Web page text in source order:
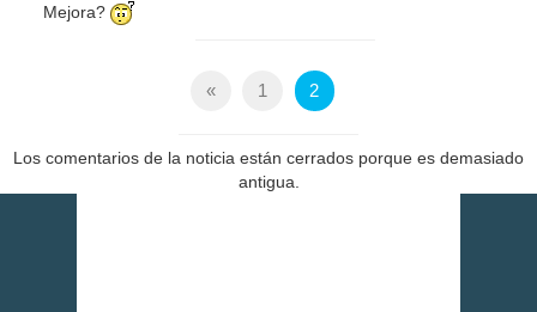
Mejora?
« 1 2
Los comentarios de la noticia están cerrados porque es demasiado
antigua.